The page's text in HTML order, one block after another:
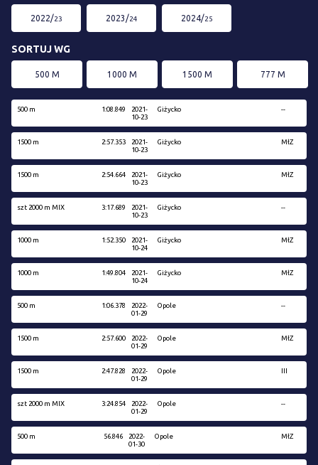
2022/23 2023/24 2024/25
SORTUJ WG
500 M 1000 M 1500 M 777 M
500 m 1:08.849
2021-
10-23
Giżycko --
1500 m 2:57.353
2021-
10-23
Giżycko MłZ
1500 m 2:54.664
2021-
10-23
Giżycko MłZ
szt 2000 m MIX 3:17.689
2021-
10-23
Giżycko --
1000 m 1:52.350
2021-
10-24
Giżycko MłZ
1000 m 1:49.804
2021-
10-24
Giżycko MłZ
500 m 1:06.378
2022-
01-29
Opole --
1500 m 2:57.600
2022-
01-29
Opole MłZ
1500 m 2:47.828
2022-
01-29
Opole III
szt 2000 m MIX 3:24.854
2022-
01-29
Opole --
500 m 56.846
2022-
01-30
Opole MłZ